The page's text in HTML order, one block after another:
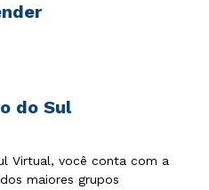
do Sul
Virtual, você conta com a
maiores grupos